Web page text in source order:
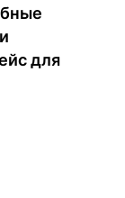
для